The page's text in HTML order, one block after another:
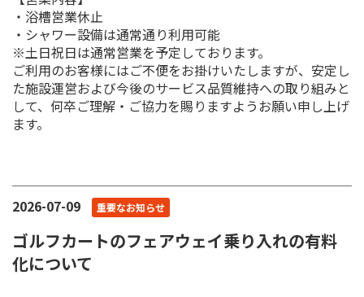
・浴槽営業休止
・シャワー設備は通常通り利用可能
※土日祝日は通常営業を予定しております。
ご利用のお客様にはご不便をお掛けいたしますが、安定し
た施設運営および今後のサービス品質維持への取り組みと
して、何卒ご理解・ご協力を賜りますようお願い申し上げ
ます。
2026-07-09 重要なお知らせ
ゴルフカートのフェアウェイ乗り入れの有料
化について